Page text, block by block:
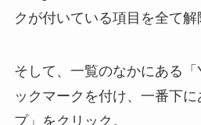
クが付いている項目を全て解
そして、一覧のなかにある
ックマークを付け、一番下
プ」をクリック。